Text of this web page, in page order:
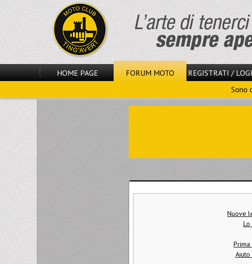
HOME PAGE FORUM MOTO REGISTRATI /
Sono
Nuove
Prima
Aiuto